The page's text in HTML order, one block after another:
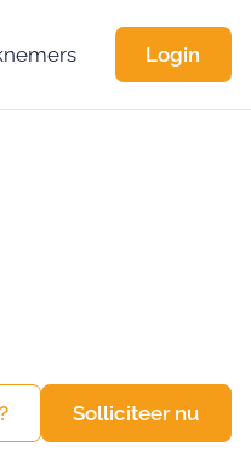
Login
Solliciteer nu